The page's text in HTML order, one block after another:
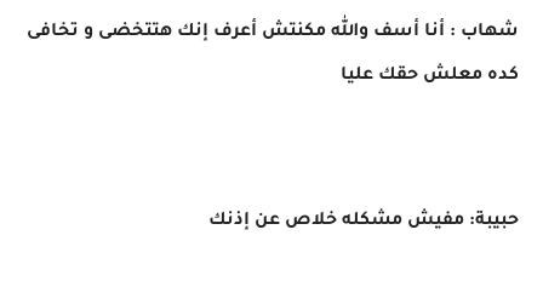
شهاب : أنا أسف والله مكنتش أعرف إنك هتتخضى و تخافى
كده معلش حقك عليا
حبيبة: مفيش مشكله خلاص عن إذنك